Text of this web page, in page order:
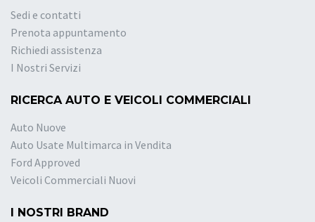
Sedi e contatti
Prenota appuntamento
Richiedi assistenza
I Nostri Servizi
RICERCA AUTO E VEICOLI COMMERCIALI
Auto Nuove
Auto Usate Multimarca in Vendita
Ford Approved
Veicoli Commerciali Nuovi
I NOSTRI BRAND